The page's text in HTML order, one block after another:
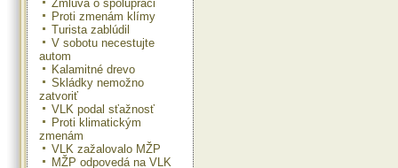
Zmluva o spolupráci
Proti zmenám klímy
Turista zablúdil
V sobotu necestujte
autom
Kalamitné drevo
Skládky nemožno
zatvoriť
VLK podal sťažnosť
Proti klimatickým
zmenám
VLK zažalovalo MŽP
MŽP odpovedá na VLK